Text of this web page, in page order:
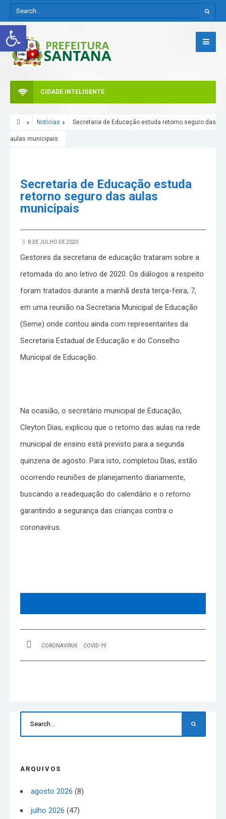
Abrir a barra de ferramentas
CIDADE INTELIGENTE
Noticias Secretaria de Educação estuda retorno seguro das
aulas municipais
Secretaria de Educação estuda
retorno seguro das aulas
municipais
8 DE JULHO DE 2020
Gestores da secretaria de educação trataram sobre a
retomada do ano letivo de 2020. Os diálogos a respeito
foram tratados durante a manhã desta terça-feira, 7,
em uma reunião na Secretaria Municipal de Educação
(Seme) onde contou ainda com representantes da
Secretaria Estadual de Educação e do Conselho
Municipal de Educação.
Na ocasião, o secretário municipal de Educação,
Cleyton Dias, explicou que o retorno das aulas na rede
municipal de ensino está previsto para a segunda
quinzena de agosto. Para isto, completou Dias, estão
ocorrendo reuniões de planejamento diariamente,
buscando a readequação do calendário e o retorno
garantindo a segurança das crianças contra o
coronavírus.
CORONAVIRUS COVID-19
ARQUIVOS
agosto 2026 (8)
julho 2026 (47)